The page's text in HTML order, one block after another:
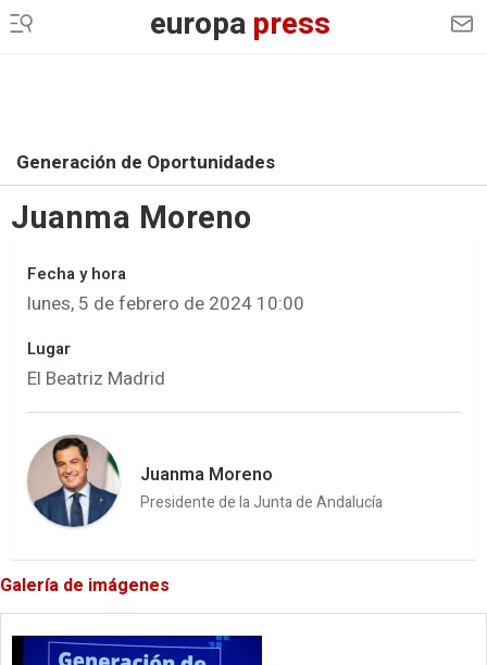
europapress
Generación de Oportunidades
Juanma Moreno
Fecha y hora
lunes, 5 de febrero de 2024 10:00
Lugar
El Beatriz Madrid
Juanma Moreno
Presidente de la Junta de Andalucía
Galería de imágenes